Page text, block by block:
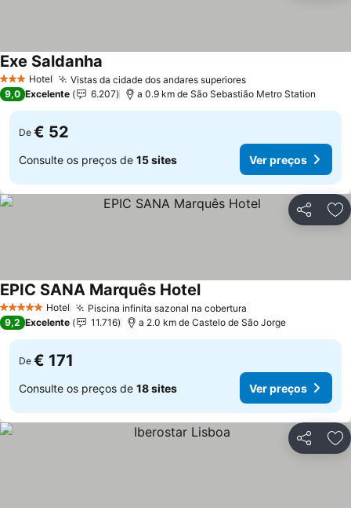
3 EstrelasHotel Vistas da cidade dos andares superioresVer preços
Exe Saldanha
9,0 Excelente 6.207 a 0.9 km de São Sebastião Metro Station
De € 52
Consulte os preços de 15 sites Ver preços
Partilhar
5 Estrelas Hotel Piscina infinita sazonal na cobertura
EPIC SANA Marquês HotelVer preços
9,2 Excelente 11.716 a 2.0 km de Castelo de São Jorge
De € 171
Consulte os preços de 18 sites Ver preços
Partilhar